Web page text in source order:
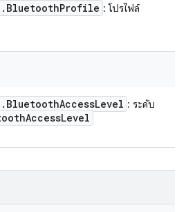
. BluetoothProfile : โปรไฟล์
. BluetoothAccessLevel : ระดับ
AccessLevel